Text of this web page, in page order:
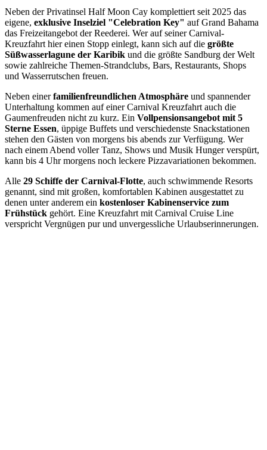
Neben der Privatinsel Half Moon Cay komplettiert seit 2025 das
eigene, exklusive Inselziel "Celebration Key" auf Grand Bahama
das Freizeitangebot der Reederei. Wer auf seiner Carnival-
Kreuzfahrt hier einen Stopp einlegt, kann sich auf die größte
Süßwasserlagune der Karibik und die größte Sandburg der Welt
sowie zahlreiche Themen-Strandclubs, Bars, Restaurants, Shops
und Wasserrutschen freuen.
Neben einerfamilienfreundlichen Atmosphäre und spannender
Unterhaltung kommen auf einer Carnival Kreuzfahrt auch die
Gaumenfreuden nicht zu kurz. Ein Vollpensionsangebot mit 5
Sterne Essen, üppige Buffets und verschiedenste Snackstationen
stehen den Gästen von morgens bis abends zur Verfügung. Wer
nach einem Abend voller Tanz, Shows und Musik Hunger verspürt,
kann bis 4 Uhr morgens noch leckere Pizzavariationen bekommen.
Alle 29 Schiffe der Carnival-Flotte, auch schwimmende Resorts
genannt, sind mit großen, komfortablen Kabinen ausgestattet zu
denen unter anderem ein kostenloser Kabinenservice zum
Frühstück gehört. Eine Kreuzfahrt mit Carnival Cruise Line
verspricht Vergnügen pur und unvergessliche Urlaubserinnerungen.